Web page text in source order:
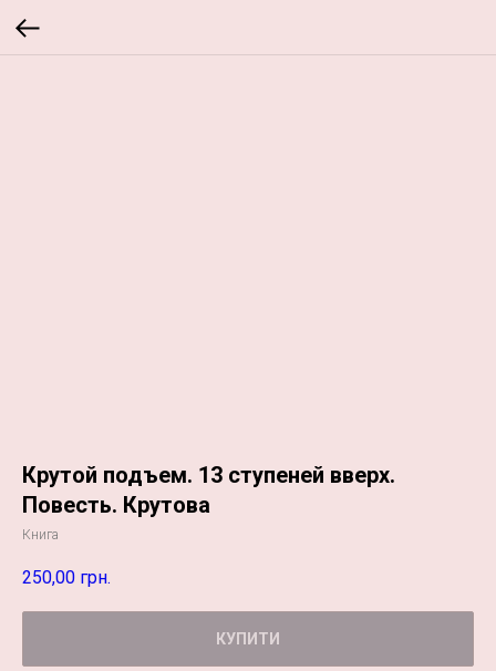
Крутой подъем. 13 ступеней вверх.
Повесть. Крутова
Книга
250,00 грн.
КУПИТИ